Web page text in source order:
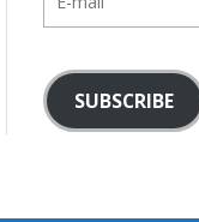
mail
SUBSCRIBE